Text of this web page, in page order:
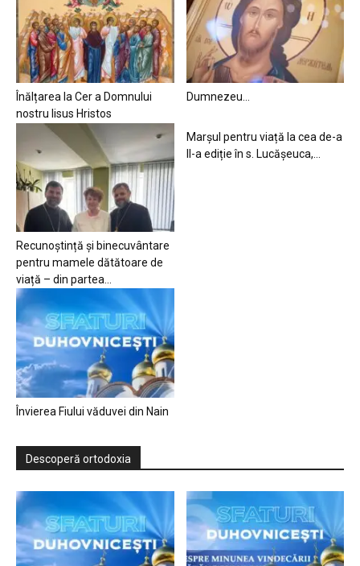
Înălțarea la Cer a Domnului
nostru Iisus Hristos
Dumnezeu…
Recunoștință și binecuvântare
pentru mamele dătătoare de
viață – din partea...
Marșul pentru viață la cea de-a
II-a ediție în s. Lucășeuca,...
Învierea Fiului văduvei din Nain
Descoperă ortodoxia